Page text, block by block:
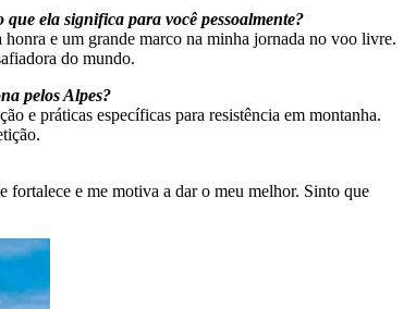
ela significa para você pessoalmente?
e um grande marco na minha jornada no voo livre.
do mundo.
pelos Alpes?
e práticas específicas para resistência em montanha.
fortalece e me motiva a dar o meu melhor. Sinto que